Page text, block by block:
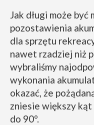
Jak długi może być
pozostawienia
dla sprzętu
nawet rzadziej niż
wybraliśmy
wykonania
okazać, że
zniesie większy kąt
do 90°.